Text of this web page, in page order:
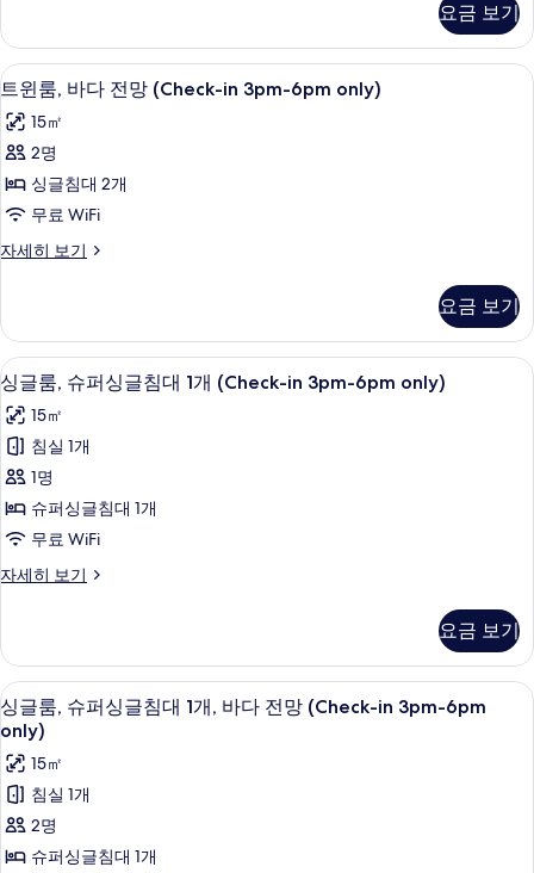
진
모
두
보
기
in
3pm-
6pm
자
세
보
기
요금 보기
트
윈
룸,
바
다
망
in
3pm-
6pm
only)
사
진
모
두
보
기
트윈룸, 바다 전망 (Check-in 3pm-
8
트윈룸, 바다 전망 (Check-in 3pm-6pm only)
15㎡
2명
싱글침대 2개
무료 WiFi
자세히 보기
트
다
전
망
(Check-
in
3pm-
6pm
only)
자
세
히
보
요금 보기
싱
글
룸,
슈
퍼
싱
침
1
개
(Check-
in
3pm-
6pm
only)
사
8
싱글룸, 슈퍼싱글침대 1개 (Check-in 3pm-6pm only)
15㎡
침실 1개
1명
슈퍼싱글침대 1개
무료 WiFi
자세히 보기
싱
퍼
싱
글
침
개
(Check-
in
3pm-
요금 보기
싱
글
룸,
슈
퍼
싱
8
싱글룸, 슈퍼싱글침대 1개, 바다 전망 (Check-in 3pm-6pm
only)
15㎡
침실 1개
2명
슈퍼싱글침대 1개